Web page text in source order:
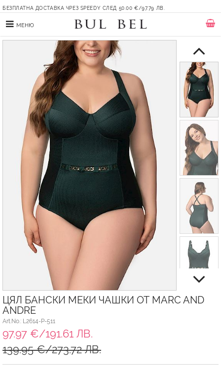
БЕЗПЛАТНА ДОСТАВКА ЧРЕЗ SPEEDY СЛЕД 50.00 €/97.79 ЛВ.
МЕНЮ
ЦЯЛ БАНСКИ МЕКИ ЧАШКИ ОТ MARC AND
ANDRE
Art.No.: L2614-P-511
97.97 €/191.61 ЛВ.
139.95 €/273.72 ЛВ.